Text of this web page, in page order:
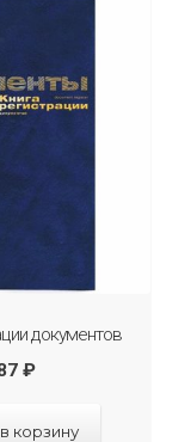
документов
₽
корзину